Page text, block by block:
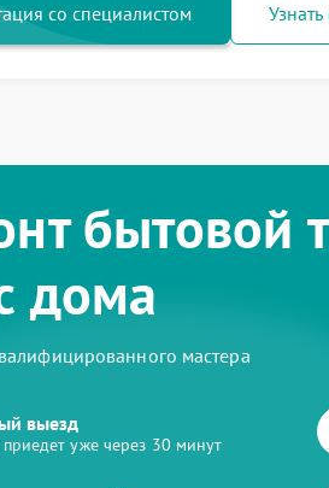
со специалистом
бытовой
дома
мастера
выезд
уже через 30 минут